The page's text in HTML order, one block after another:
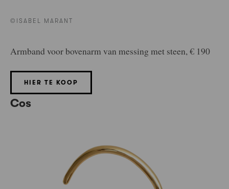
©ISABEL MARANT
Armband voor bovenarm van messing met steen, € 190
HIER TE KOOP
Cos